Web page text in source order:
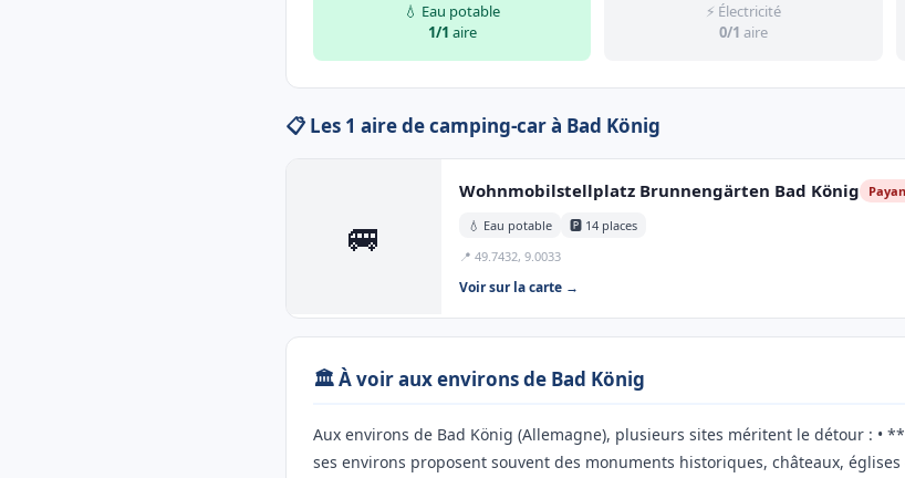
💧 Eau potable
1/1 aire
⚡ Électricité
0/1 aire
📋 Les 1 aire de camping-car à Bad König
🚐
Wohnmobilstellplatz Brunnengärten Bad König
💧 Eau potable
🅿️ 14 places
📍 49.7432, 9.0033
Voir sur la carte →
🏛️ À voir aux environs de Bad König
Aux environs de Bad König (Allemagne), plusieurs sites méritent le détour : •
ses environs proposent souvent des monuments historiques, châteaux,